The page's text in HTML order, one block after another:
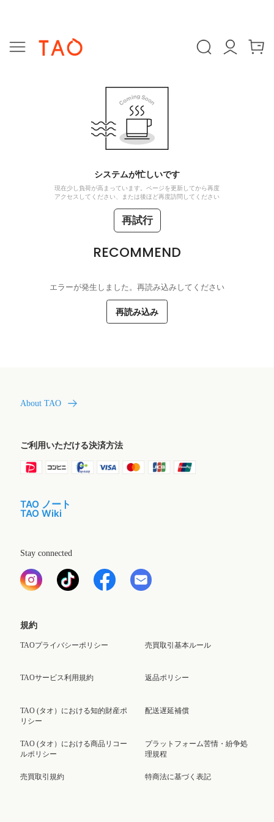
システムが忙しいです
現在少し負荷が高まっています。ページを更新してから再度
アクセスしてください、または後ほど再度訪問してください
再試行
RECOMMEND
エラーが発生しました。再読み込みしてください
再読み込み
About TAO
ご利用いただける決済方法
TAO ノート
TAO Wiki
Stay connected
規約
TAOプライバシーポリシー
TAOサービス利用規約
TAO (タオ）における知的財産ポ
リシー
TAO (タオ）における商品リコー
ルポリシー
売買取引規約
売買取引基本ルール
返品ポリシー
配送遅延補償
プラットフォーム苦情・紛争処
理規程
特商法に基づく表記